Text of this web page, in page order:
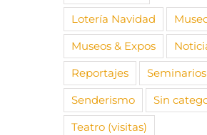
Lotería Navidad
Museos & Expos
Reportajes
Seminarios
Senderismo
Sin
Teatro (visitas)